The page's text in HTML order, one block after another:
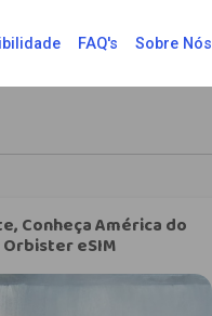
FAQ's Sobre Nós
Conheça América do
eSIM